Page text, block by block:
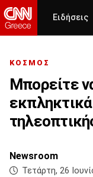
Ειδήσεις
ΚΟΣΜΟΣ
Μπορείτε
εκπληκτικά
Newsroom
Τετάρτη, 26